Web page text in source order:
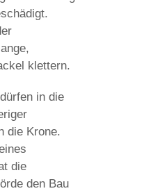
klettern.
in die
die Krone.
die
den Bau